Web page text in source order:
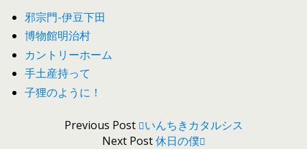
邪宗門-伊豆下田
博物館明治村
カントリーホーム
手土産持って
子狸のように！
Previous Post
いんちきカタルシス
Next Post休日の僕